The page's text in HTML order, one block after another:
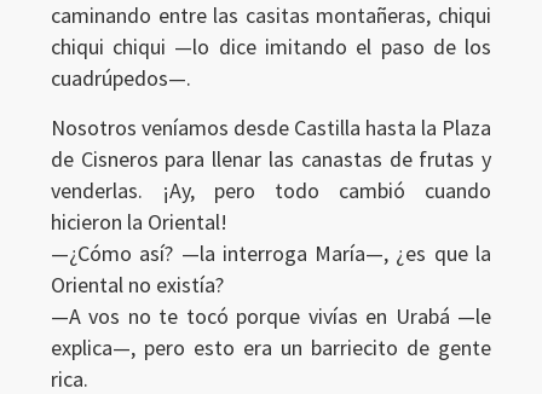
caminando entre las casitas montañeras, chiqui
chiqui chiqui —lo dice imitando el paso de los
cuadrúpedos—.
Nosotros veníamos desde Castilla hasta la Plaza
de Cisneros para llenar las canastas de frutas y
venderlas. ¡Ay, pero todo cambió cuando
hicieron la Oriental!
—¿Cómo así? —la interroga María—, ¿es que la
Oriental no existía?
—A vos no te tocó porque vivías en Urabá —le
explica—, pero esto era un barriecito de gente
rica.